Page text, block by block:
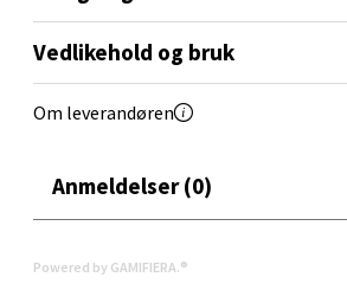
Vedlikehold og bruk
Om leverandøren
Anmeldelser (0)
Powered by GAMIFIERA.®
Aunasenteret, Sunndalsvegen 3,